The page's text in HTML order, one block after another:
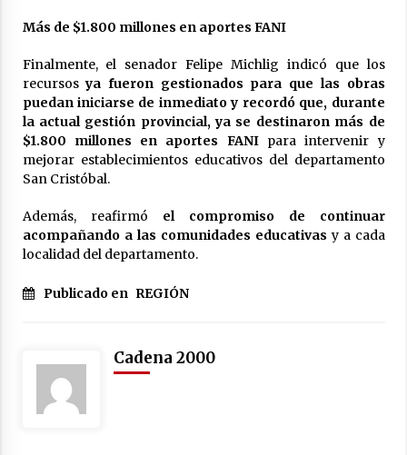
Más de $1.800 millones en aportes FANI
Finalmente, el senador Felipe Michlig indicó que los
recursosya fueron gestionados para que las obras
puedan iniciarse de inmediato y recordó que, durante
la actual gestión provincial, ya se destinaron más de
$1.800 millones en aportes FANIpara intervenir y
mejorar establecimientos educativos del departamento
San Cristóbal.
Además, reafirmó el compromiso de continuar
acompañando a las comunidades educativas y a cada
localidad del departamento.
Publicado en REGIÓN
Cadena 2000